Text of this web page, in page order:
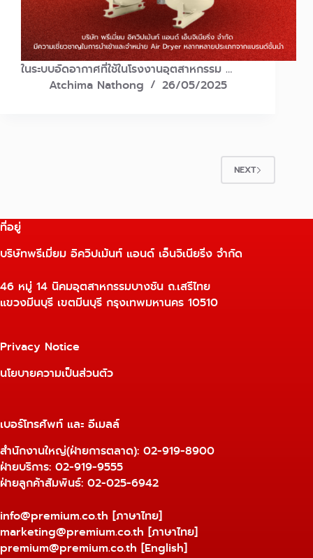
ในระบบอัดอากาศที่ใช้ในโรงงานอุตสาหกรรม …
Atchima Nathong
26/05/2025
NEXT
ที่อยู่
บริษัทพรีเมี่ยม อิควิปเม้นท์ แอนด์ เอ็นจิเนียริ่ง จำกัด
46 หมู่ 14 นิคมอุตสาหกรรมบางชัน ถ.เสรีไทย
แขวงมีนบุรี เขตมีนบุรี กรุงเทพมหานคร 10510
Privacy Notice
นโยบายความเป็นส่วนตัว
เบอร์โทรศัพท์ และ อีเมลล์
สำนักงานใหญ่(ฝ่ายการตลาด): 02-919-8900
ฝ่ายบริการ: 02-919-9555
ฝ่ายลูกค้าสัมพันธ์: 02-025-6942
info@premium.co.th [ภาษาไทย]
marketing@premium.co.th [ภาษาไทย]
premium@premium.co.th [English]